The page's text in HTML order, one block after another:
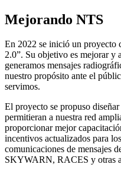
Mejorando NTS
En 2022 se inició un proyecto
2.0”. Su objetivo es mejorar y
generamos mensajes
nuestro propósito ante el
servimos.
El proyecto se propuso
permitieran a nuestra red
proporcionar mejor
incentivos actualizados para
comunicaciones de mensajes
SKYWARN, RACES y otras